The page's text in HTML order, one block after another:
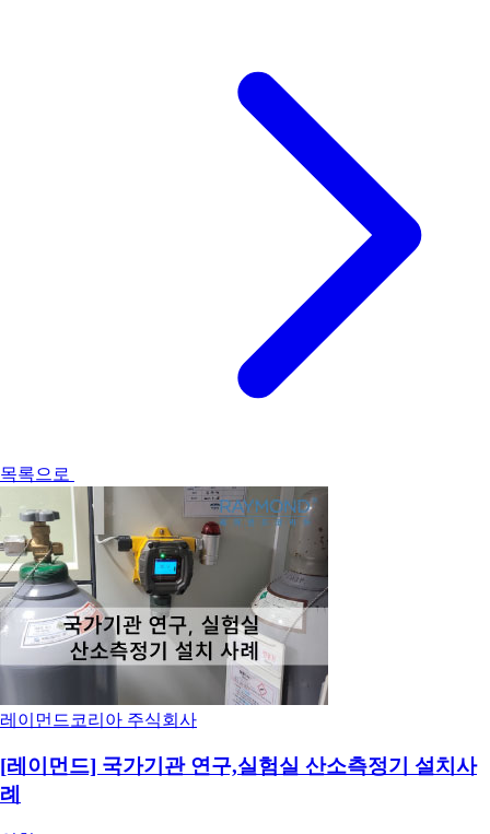
목록으로
레이먼드코리아 주식회사
[레이먼드] 국가기관 연구,실험실 산소측정기 설치사
례